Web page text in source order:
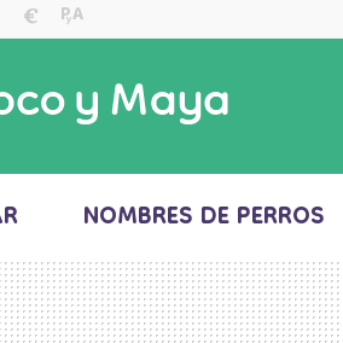
NOMBRES DE PERROS